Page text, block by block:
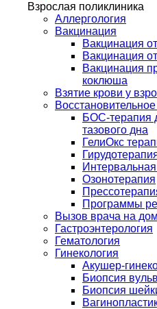
Взрослая поликлиника
Аллергология
Вакцинация
Вакцинация
Вакцинация
Вакцинация
коклюша
Взятие крови у
БОС-терапия
тазового дна
ГелиОкс
Озонотерапия
Программы
Вызов врача на дом
Гастроэнтерология
Гематология
Гинекология
Акушер-
Биопсия
Биопсия